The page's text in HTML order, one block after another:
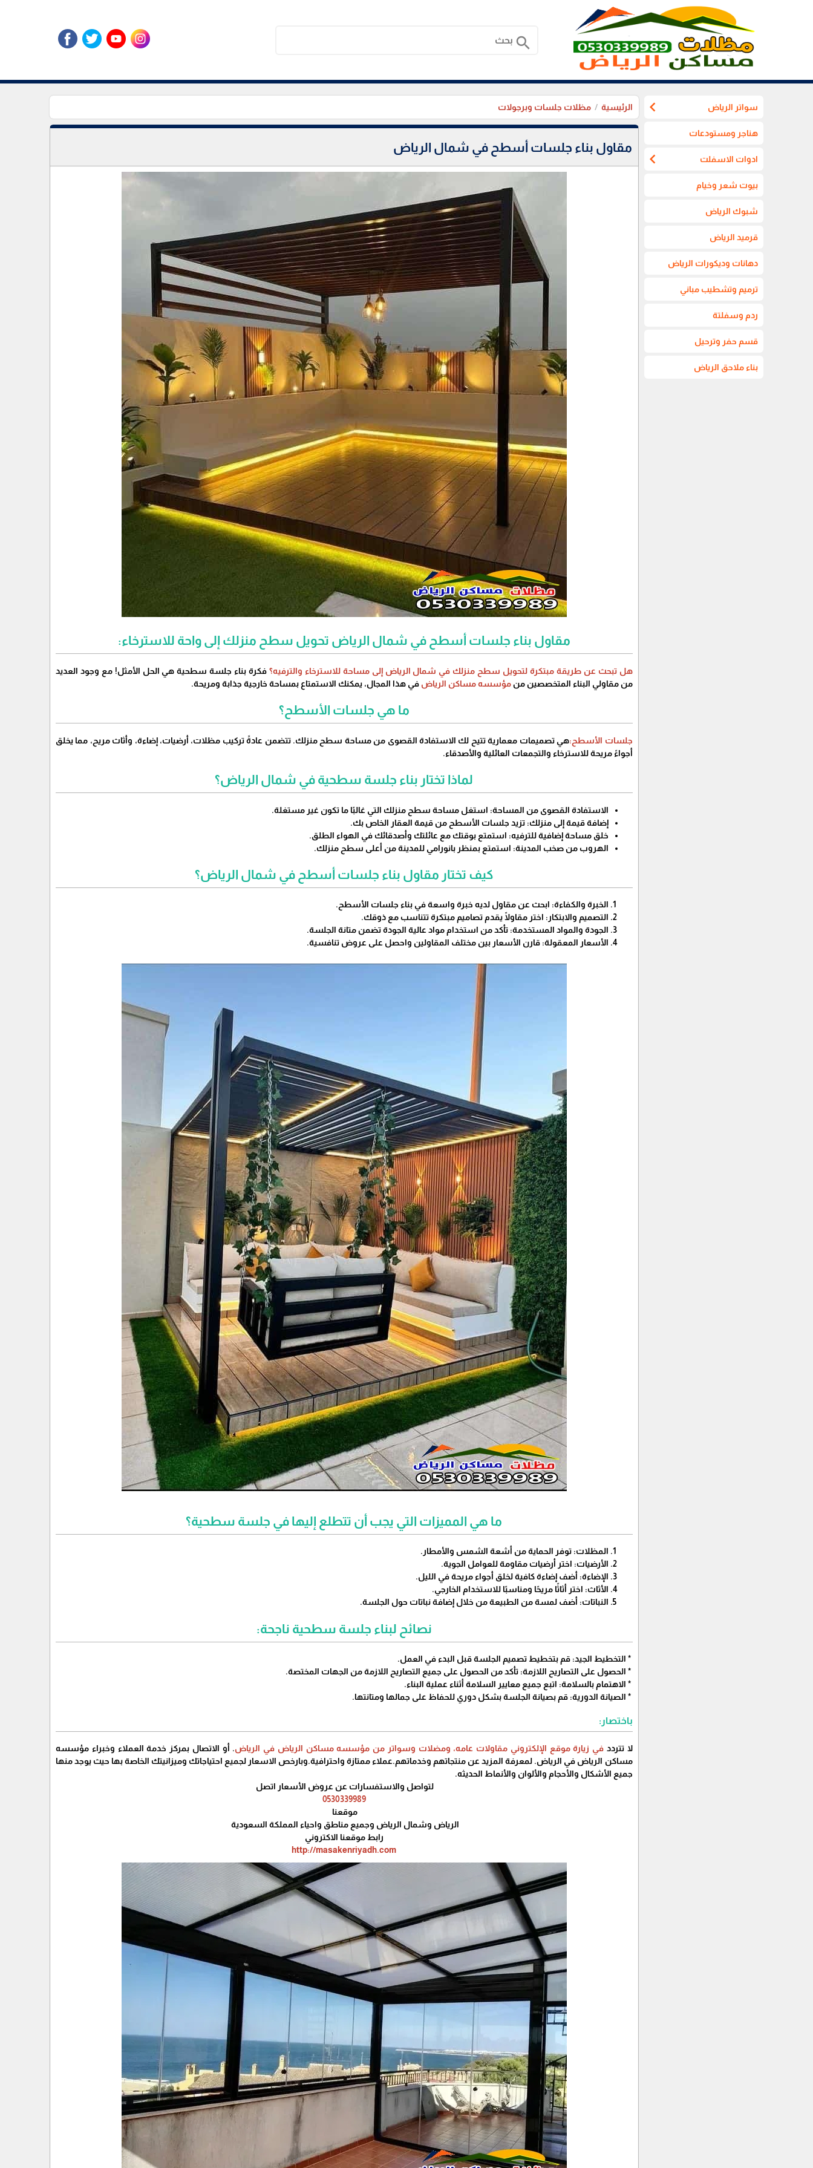
search
سواتر الرياض chevron_left
هناجر ومستودعات
ادوات الاسفلت chevron_left
بيوت شعر وخيام
شبوك الرياض
قرميد الرياض
دهانات وديكورات الرياض
ترميم وتشطيب مباني
ردم وسفلتة
قسم حفر وترحيل
بناء ملاحق الرياض
الرئيسية مظلات جلسات وبرجولات
مقاول بناء جلسات أسطح في شمال الرياض
مقاول بناء جلسات أسطح في شمال الرياض تحويل سطح منزلك إلى واحة للاسترخاء:
هل تبحث عن طريقة مبتكرة لتحويل سطح منزلك في شمال الرياض إلى مساحة للاسترخاء والترفيه؟ فكرة بناء جلسة سطحية هي الحل الأمثل! مع وجود العديد
من مقاولي البناء المتخصصين منمؤسسه مساكن الرياض في هذا المجال، يمكنك الاستمتاع بمساحة خارجية جذابة ومريحة.
ما هي جلسات الأسطح؟
جلسات الأسطح:هي تصميمات معمارية تتيح لك الاستفادة القصوى من مساحة سطح منزلك. تتضمن عادةً تركيب مظلات، أرضيات، إضاءة، وأثاث مريح، مما يخلق
أجواءً مريحة للاسترخاء والتجمعات العائلية والأصدقاء.
لماذا تختار بناء جلسة سطحية في شمال الرياض؟
الاستفادة القصوى من المساحة: استغل مساحة سطح منزلك التي غالبًا ما تكون غير مستغلة.
إضافة قيمة إلى منزلك: تزيد جلسات الأسطح من قيمة العقار الخاص بك.
خلق مساحة إضافية للترفيه: استمتع بوقتك مع عائلتك وأصدقائك في الهواء الطلق.
الهروب من صخب المدينة: استمتع بمنظر بانورامي للمدينة من أعلى سطح منزلك.
كيف تختار مقاول بناء جلسات أسطح في شمال الرياض؟
الخبرة والكفاءة: ابحث عن مقاول لديه خبرة واسعة في بناء جلسات الأسطح.
التصميم والابتكار: اختر مقاولًا يقدم تصاميم مبتكرة تتناسب مع ذوقك.
الجودة والمواد المستخدمة: تأكد من استخدام مواد عالية الجودة تضمن متانة الجلسة.
الأسعار المعقولة: قارن الأسعار بين مختلف المقاولين واحصل على عروض تنافسية.
ما هي المميزات التي يجب أن تتطلع إليها في جلسة سطحية؟
المظلات: توفر الحماية من أشعة الشمس والأمطار.
الأرضيات: اختر أرضيات مقاومة للعوامل الجوية.
الإضاءة: أضف إضاءة كافية لخلق أجواء مريحة في الليل.
الأثاث: اختر أثاثًا مريحًا ومناسبًا للاستخدام الخارجي.
النباتات: أضف لمسة من الطبيعة من خلال إضافة نباتات حول الجلسة.
نصائح لبناء جلسة سطحية ناجحة:
* التخطيط الجيد: قم بتخطيط تصميم الجلسة قبل البدء في العمل.
* الحصول على التصاريح اللازمة: تأكد من الحصول على جميع التصاريح اللازمة من الجهات المختصة.
* الاهتمام بالسلامة: اتبع جميع معايير السلامة أثناء عملية البناء.
* الصيانة الدورية: قم بصيانة الجلسة بشكل دوري للحفاظ على جمالها ومتانتها.
باختصار:
لا تتردد في زيارة موقع الإلكتروني مقاولات عامه، ومضلات وسواتر من مؤسسه مساكن الرياض في الرياض. أو الاتصال بمركز خدمة العملاء وخبراء مؤسسه
مساكن الرياض في الرياض. لمعرفة المزيد عن منتجاتهم وخدماتهم.عملاء ممتازة واحترافية.وبارخص الاسعار لجميع احتياجاتك وميزانيتك الخاصة بها حيث يوجد منها
جميع الأشكال والأحجام والألوان والأنماط الحديثه.
لتواصل والاستفسارات عن عروض الأسعار اتصل
0530339989
موقعنا
الرياض وشمال الرياض وجميع مناطق واحياء المملكة السعودية
رابط موقعنا الاكتروني
http://masakenriyadh.com